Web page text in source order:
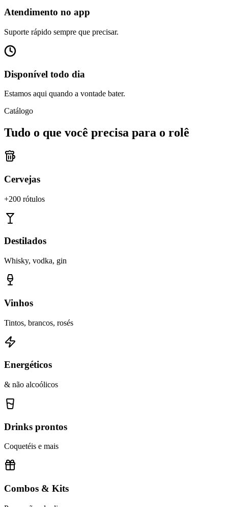
Atendimento no app
Suporte rápido sempre que precisar.
Disponível todo dia
Estamos aqui quando a vontade bater.
Catálogo
Tudo o que você precisa para o rolê
Cervejas
+200 rótulos
Destilados
Whisky, vodka, gin
Vinhos
Tintos, brancos, rosés
Energéticos
& não alcoólicos
Drinks prontos
Coquetéis e mais
Combos & Kits